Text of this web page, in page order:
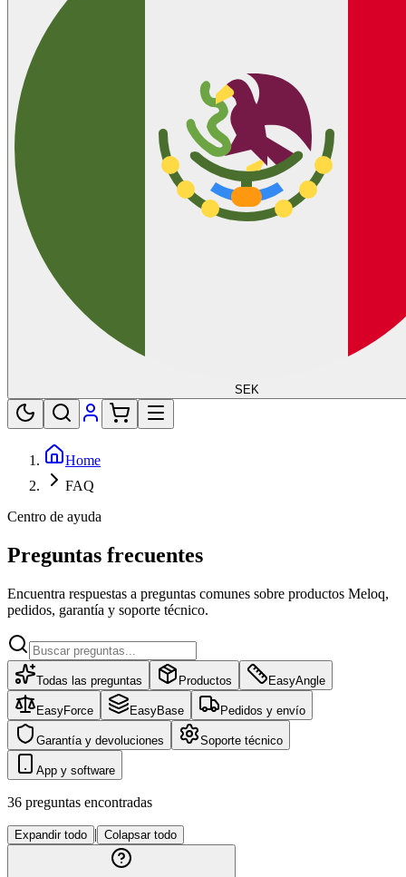
SEK
Home
FAQ
Centro de ayuda
Preguntas frecuentes
Encuentra respuestas a preguntas comunes sobre productos Meloq,
pedidos, garantía y soporte técnico.
Todas las preguntas Productos EasyAngle
EasyForce EasyBase Pedidos y envío
Garantía y devoluciones Soporte técnico
App y software
36 preguntas encontradas
Expandir todo | Colapsar todo